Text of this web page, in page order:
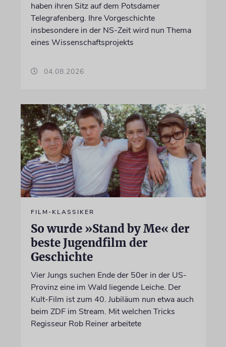
haben ihren Sitz auf dem Potsdamer
Telegrafenberg. Ihre Vorgeschichte
insbesondere in der NS-Zeit wird nun Thema
eines Wissenschaftsprojekts
04.08.2026
FILM-KLASSIKER
So wurde »Stand by Me« der
beste Jugendfilm der
Geschichte
Vier Jungs suchen Ende der 50er in der US-
Provinz eine im Wald liegende Leiche. Der
Kult-Film ist zum 40. Jubiläum nun etwa auch
beim ZDF im Stream. Mit welchen Tricks
Regisseur Rob Reiner arbeitete